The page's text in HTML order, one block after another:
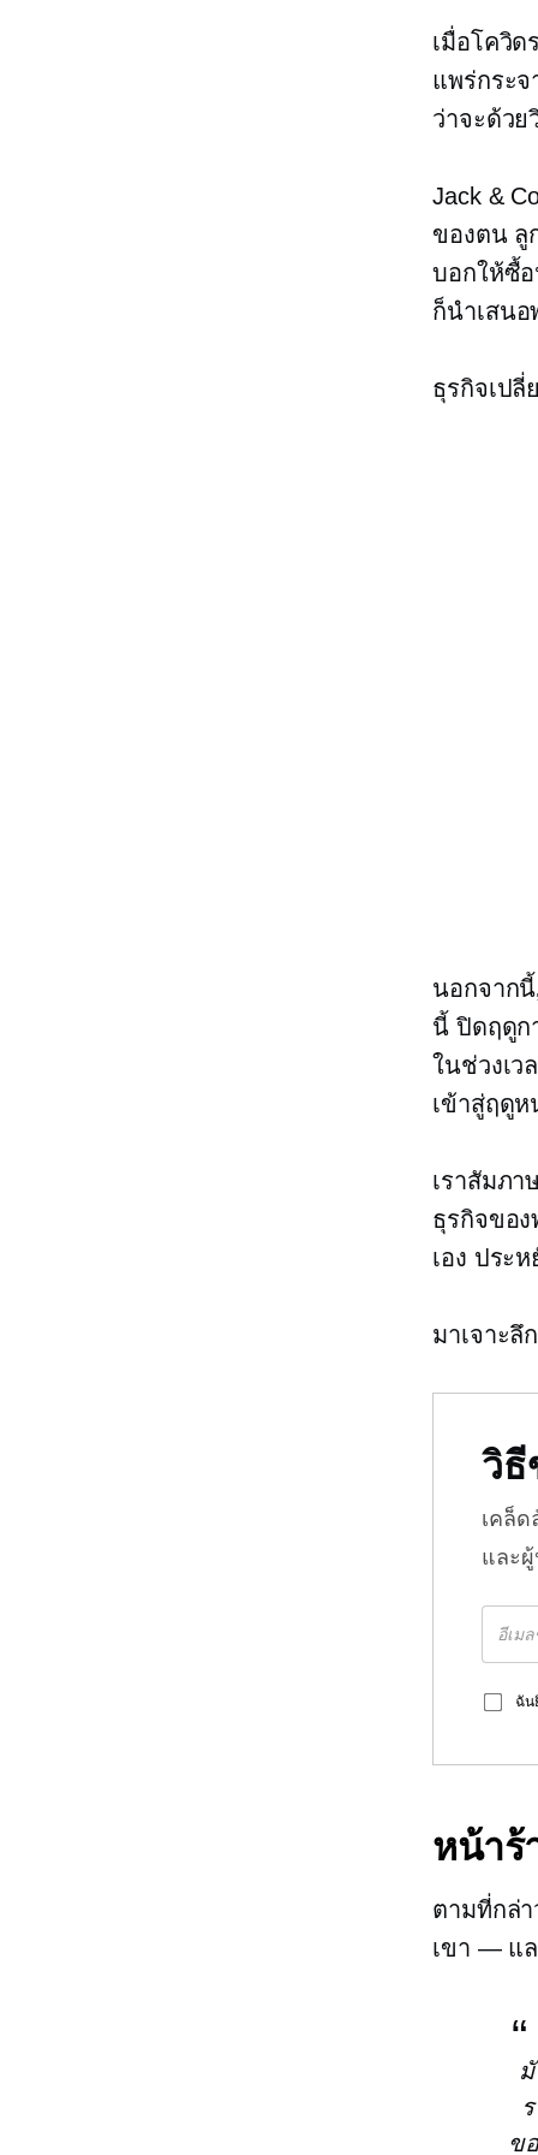
เมื่อโควิ
แพร่กระ
ว่าจะด้ว
Jack &
ของตน ลู
บอกให้ซื้อ
ก็นำเสนอ
ธุรกิจเป
นอกจากนี้
นี้ ปิดฤดูก
ในช่วงเ
เข้าสู่ฤดู
เราสัมภา
ธุรกิจขอ
เอง ประ
มาเจาะลึ
วิธี
เคล็
และ
ฉัน
หน้าร้
ตามที่กล่า
เขา — แล
ข